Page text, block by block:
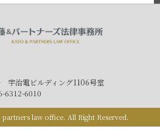
宇治電ビルディング1106号室
6312-6010
law office. All Right Reserved.